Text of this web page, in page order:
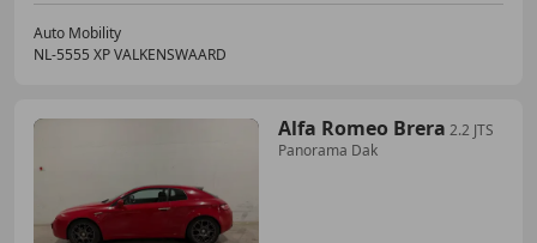
Auto Mobility
NL-5555 XP VALKENSWAARD
Alfa Romeo Brera 2.2 JTS
Panorama Dak